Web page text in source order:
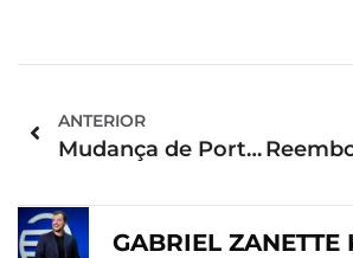
ANTERIOR
Mudança de Portão de Embarque: O Que Fazer se Perder o Voo
GABRIEL ZANETTE